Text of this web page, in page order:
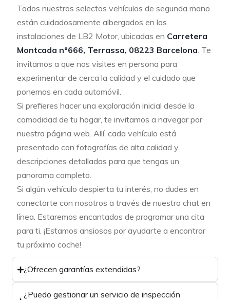
Todos nuestros selectos vehículos de segunda mano
están cuidadosamente albergados en las
instalaciones de LB2 Motor, ubicadas en Carretera
Montcada nº666, Terrassa, 08223 Barcelona. Te
invitamos a que nos visites en persona para
experimentar de cerca la calidad y el cuidado que
ponemos en cada automóvil.
Si prefieres hacer una exploración inicial desde la
comodidad de tu hogar, te invitamos a navegar por
nuestra página web. Allí, cada vehículo está
presentado con fotografías de alta calidad y
descripciones detalladas para que tengas un
panorama completo.
Si algún vehículo despierta tu interés, no dudes en
conectarte con nosotros a través de nuestro chat en
línea. Estaremos encantados de programar una cita
para ti. ¡Estamos ansiosos por ayudarte a encontrar
tu próximo coche!
¿Ofrecen garantías extendidas?
¿Puedo gestionar un servicio de inspección